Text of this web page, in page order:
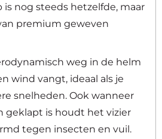
nog steeds hetzelfde, maar
premium geweven
weg in de helm
wind vangt, ideaal als je
snelheden. Ook wanneer
geklapt is houdt het vizier
tegen insecten en vuil.